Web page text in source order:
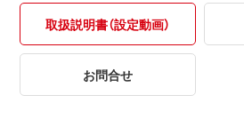
取扱説明書（設定動画）
お問合せ